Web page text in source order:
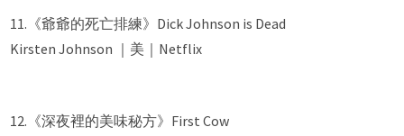
11.《爺爺的死亡排練》Dick Johnson is Dead
Kirsten Johnson ｜美｜Netflix
12.《深夜裡的美味秘方》First Cow